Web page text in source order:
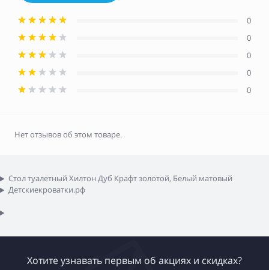
0
0
0
0
0
Нет отзывов об этом товаре.
Стол туалетный Хилтон Дуб Крафт золотой, Белый матовый
Детскиекроватки.рф
Хотите узнавать первым об акциях и скидках?